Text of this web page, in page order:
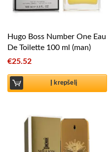
Hugo Boss Number One Eau
De Toilette 100 ml (man)
€25.52
Į krepšelį